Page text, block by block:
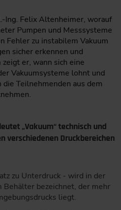
Ing. Felix Altenheimer, worauf
Pumpen und Messsysteme
Fehler zu instabilem Vakuum
sicher erkennen und
er, wann sich eine
Vakuumsysteme lohnt und
Teilnehmenden aus dem
„Vakuum“ technisch und
verschiedenen Druckbereichen
zu Unterdruck - wird in der
Behälter bezeichnet, der mehr
liegt.